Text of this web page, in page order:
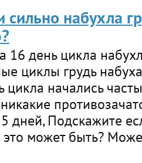
сильно набухла
16 день цикла
циклы грудь
цикла начались
дней, Подскажите
это может быть?